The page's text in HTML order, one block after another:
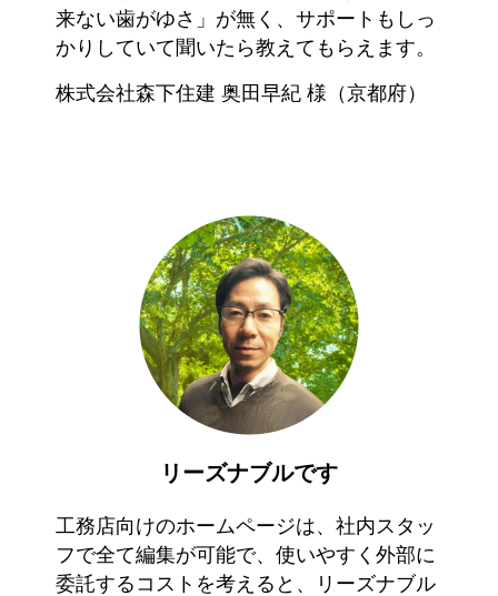
来ない歯がゆさ」が無く、サポートもしっ
かりしていて聞いたら教えてもらえます。
株式会社森下住建 奥田早紀 様（京都府）
リーズナブルです
工務店向けのホームページは、社内スタッ
フで全て編集が可能で、使いやすく外部に
委託するコストを考えると、リーズナブル